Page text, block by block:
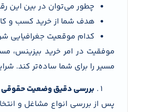
چطور می‌توان در بین این
هدف شما از خرید کسب و
کدام موقعیت جغرافیایی
موفقیت در امر خرید بیزینس،
مسیر را برای شما ساده‌تر کند.
بررسی دقیق وضعیت حقوقی
پس از بررسی انواع مشاغل و